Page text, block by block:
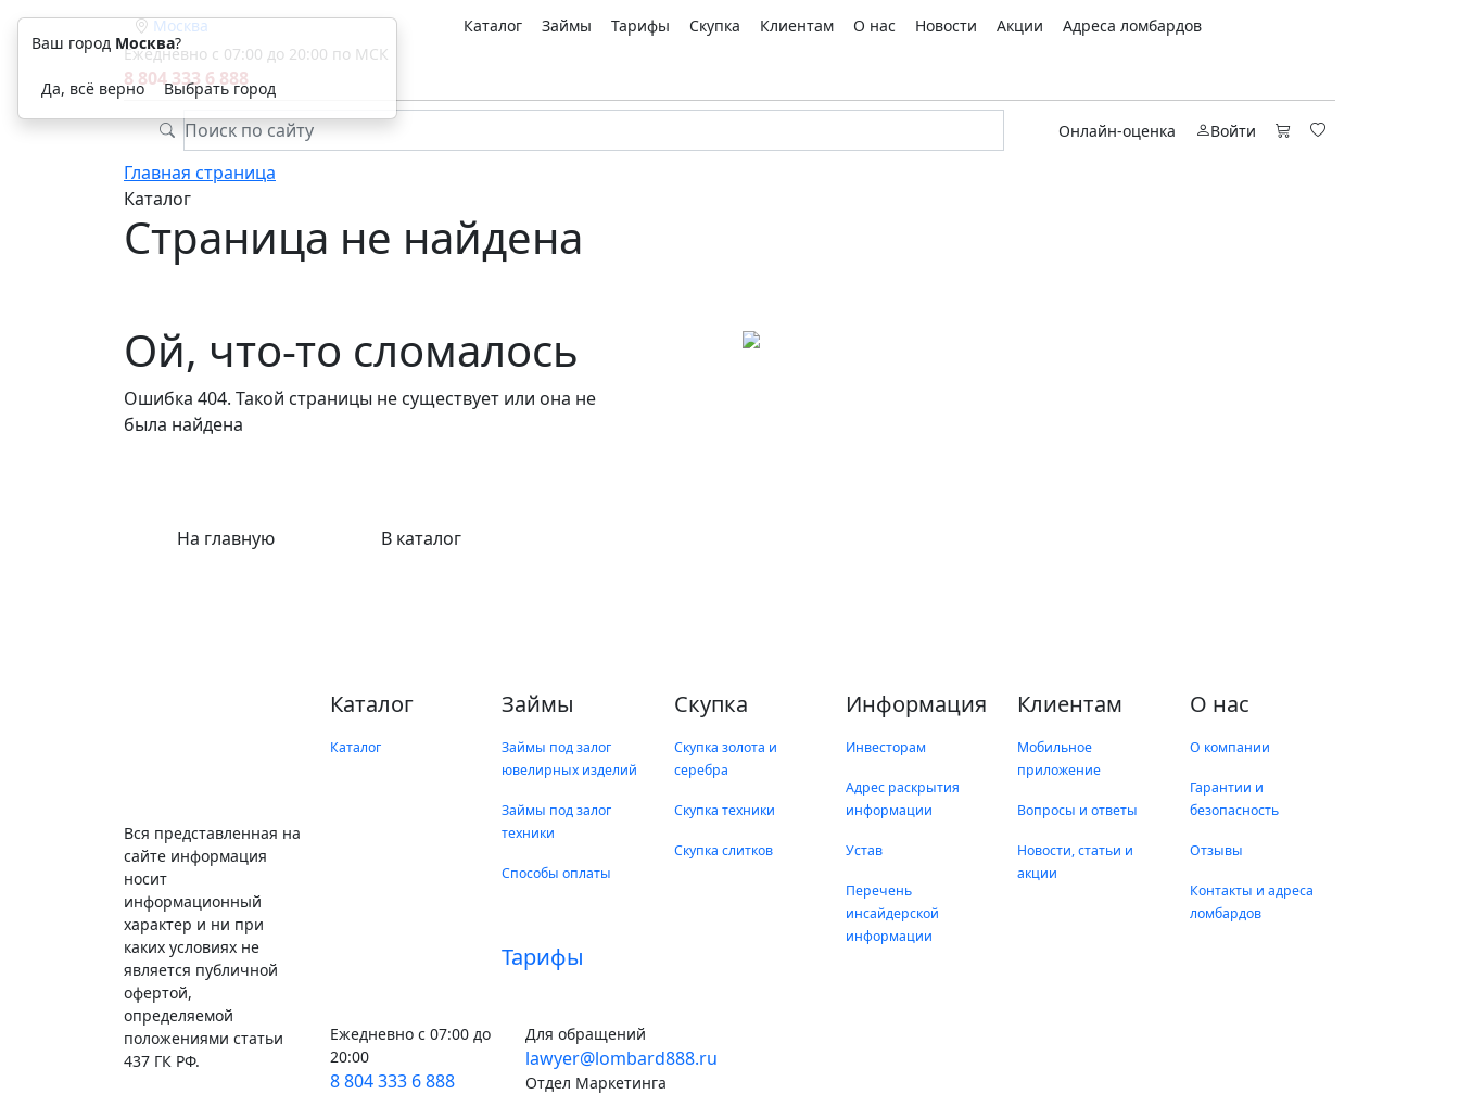
Москва Каталог Займы Тарифы Скупка Клиентам О нас Новости Акции
Адреса ломбардов
Ежедневно с 07:00 до 20:00 по МСК
8 804 333 6 888
Онлайн-оценка Войти
Главная страница
Каталог
Страница не найдена
Ой, что-то сломалось
Ошибка 404. Такой страницы не существует или она не
была найдена
На главную В каталог
Вся представленная на
сайте информация
носит
информационный
характер и ни при
каких условиях не
является публичной
офертой,
определяемой
положениями статьи
437 ГК РФ.
Каталог
Каталог
Займы
Займы под залог
ювелирных изделий
Займы под залог
техники
Способы оплаты
Тарифы
Скупка
Скупка золота и
серебра
Скупка техники
Скупка слитков
Информация
Инвесторам
Адрес раскрытия
информации
Устав
Перечень
инсайдерской
информации
Клиентам
Мобильное
приложение
Вопросы и ответы
Новости, статьи и
акции
О нас
О компании
Гарантии и
безопасность
Отзывы
Контакты и адреса
ломбардов
Ежедневно с 07:00 до
20:00
8 804 333 6 888
Для обращений
lawyer@lombard888.ru
Отдел Маркетинга
Ваш город Москва?
Да, всё верно Выбрать город